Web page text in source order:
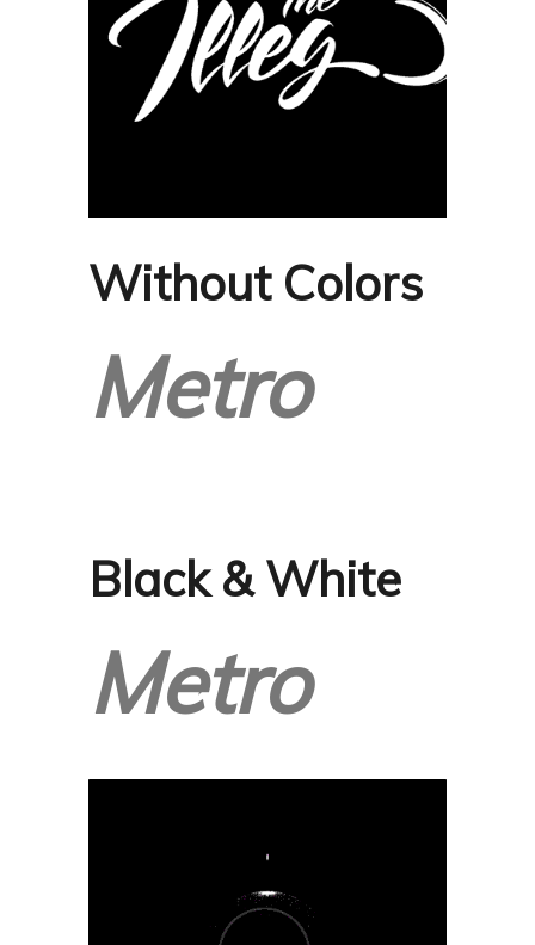
Without Colors
Metro
Black & White
Metro